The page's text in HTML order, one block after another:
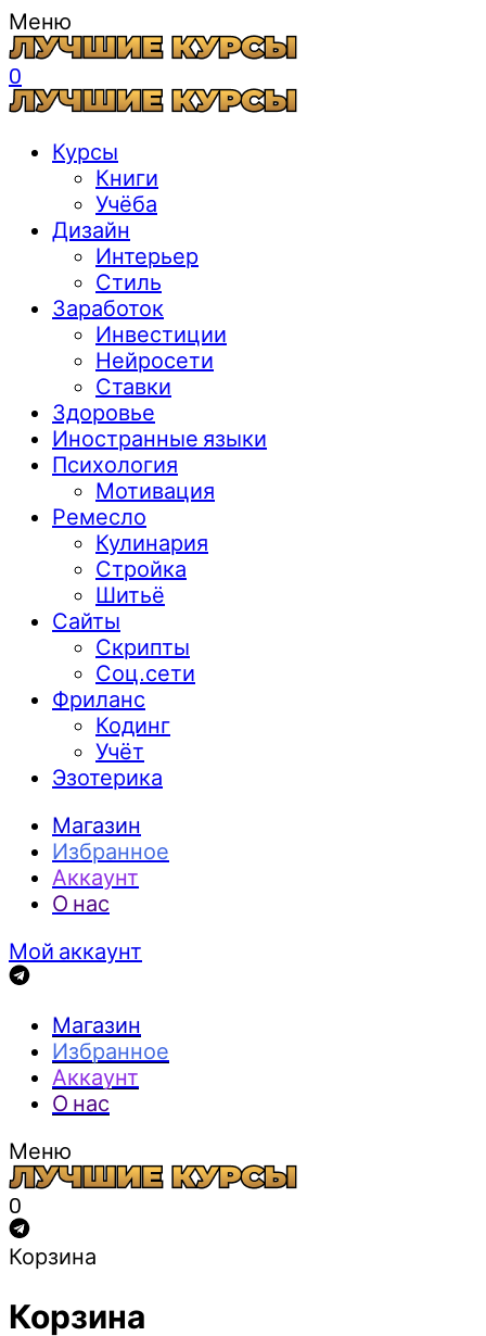
Меню
0
Курсы
Книги
Учёба
Дизайн
Интерьер
Стиль
Заработок
Инвестиции
Нейросети
Ставки
Здоровье
Иностранные языки
Психология
Мотивация
Ремесло
Кулинария
Стройка
Шитьё
Сайты
Скрипты
Соц.сети
Фриланс
Кодинг
Учёт
Эзотерика
Магазин
Избранное
Аккаунт
О нас
Мой аккаунт
Магазин
Избранное
Аккаунт
О нас
Меню
0
Корзина
Корзина